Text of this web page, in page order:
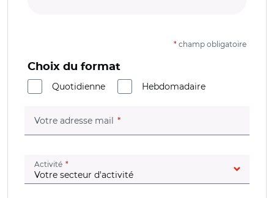
* champ obligatoire
Choix du format
Quotidienne
Hebdomadaire
Votre adresse mail (champ obligatoire)
Activité (champ obligatoire)